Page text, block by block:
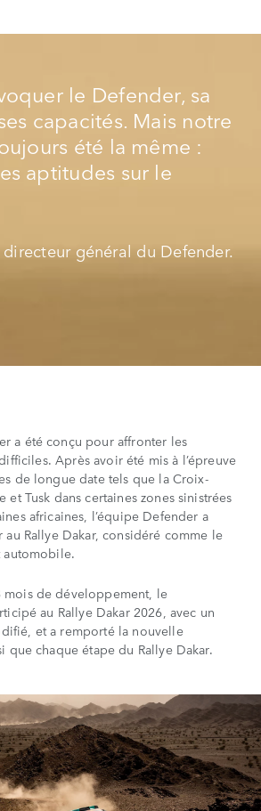
le Defender, sa
capacités. Mais notre
été la même :
aptitudes sur le
général du Defender.
a été conçu pour affronter les
Après avoir été mis à l’épreuve
de longue date tels que la Croix-
et Tusk dans certaines zones sinistrées
africaines, l’équipe Defender a
au Rallye Dakar, considéré comme le
mois de développement, le
au Rallye Dakar 2026, avec un
et a remporté la nouvelle
que chaque étape du Rallye Dakar.